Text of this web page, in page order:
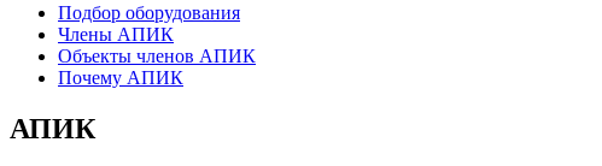
Подбор оборудования
Члены АПИК
Объекты членов АПИК
Почему АПИК
АПИК